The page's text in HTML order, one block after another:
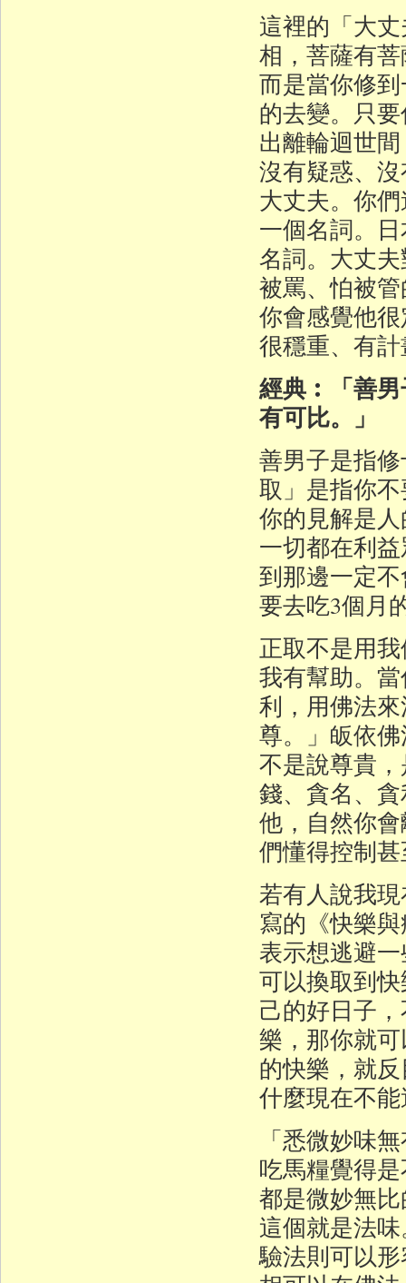
這裡的「大
相，菩薩有
而是當你修
的去變。只
出離輪迴世
沒有疑惑、
大丈夫。你
一個名詞。
名詞。大丈
被罵、怕被
你會感覺他
很穩重、有
經典︰「善
有可比。」
善男子是指
取」是指你
你的見解是
一切都在利
到那邊一定
要去吃3個月
正取不是用
我有幫助。
利，用佛法
尊。」皈依
不是說尊貴
錢、貪名、
他，自然你
們懂得控制
若有人說我
寫的《快樂
表示想逃避
可以換取到
己的好日子
樂，那你就
的快樂，就
什麼現在不
「悉微妙味
吃馬糧覺得
都是微妙無
這個就是法
驗法則可以